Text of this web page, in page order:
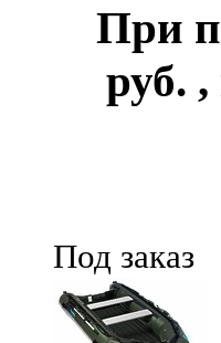
При
руб. ,
Под заказ